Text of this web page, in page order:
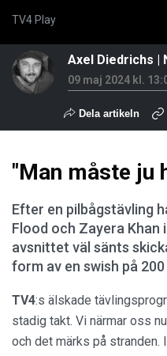
TV4 Play
Axel Diedrichs |
09 maj 2024 kl.
Dela artikeln
"Man måste ju
Efter en pilbågstävling
Flood och Zayera Khan
avsnittet väl sänts
form av en swish på
TV4:s älskade
stadig takt. Vi närmar oss
och det märks på stranden.